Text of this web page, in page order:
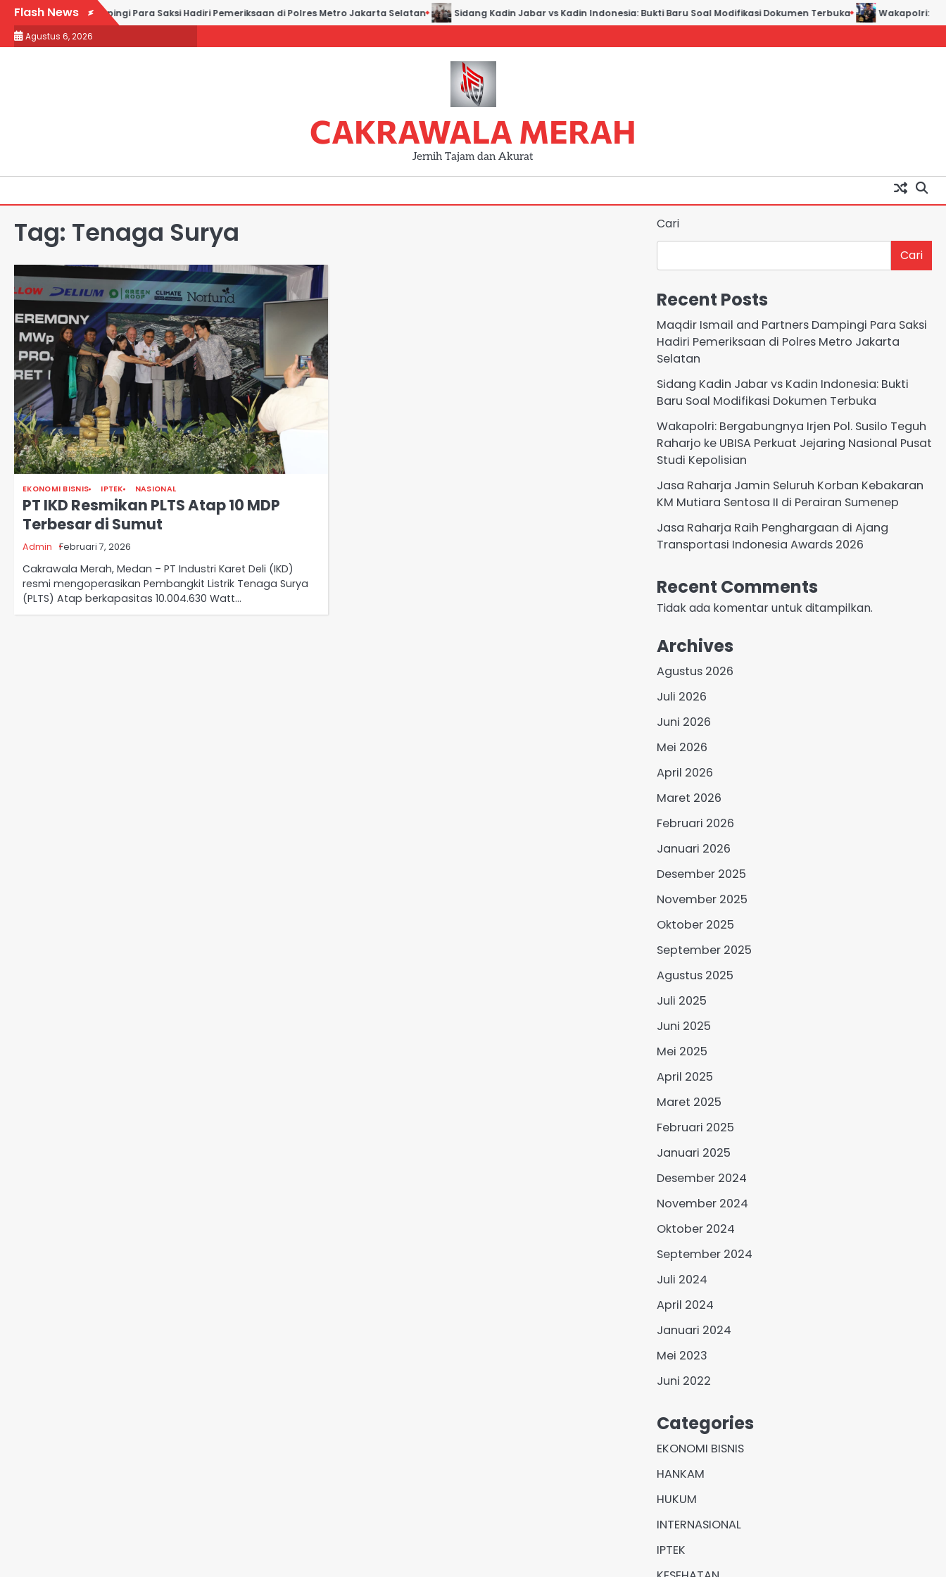
Skip
content
Flash News
and Partners Dampingi Para Saksi Hadiri Pemeriksaan di Polres Metro Jakarta Selatan Sidang Kadin Jabar vs Kadin Indonesia: Bukti Baru Soal Modifikasi Dokumen Terbuka Wakapolri:
Agustus 6, 2026
CAKRAWALA MERAH
Jernih Tajam dan Akurat
Tag: Tenaga Surya
EKONOMI BISNIS IPTEK NASIONAL
PT IKD Resmikan PLTS Atap 10 MDP
Terbesar di Sumut
Admin Februari 7, 2026
Cakrawala Merah, Medan – PT Industri Karet Deli (IKD)
resmi mengoperasikan Pembangkit Listrik Tenaga Surya
(PLTS) Atap berkapasitas 10.004.630 Watt…
Cari
Cari
Recent Posts
Maqdir Ismail and Partners Dampingi Para Saksi
Hadiri Pemeriksaan di Polres Metro Jakarta
Selatan
Sidang Kadin Jabar vs Kadin Indonesia: Bukti
Baru Soal Modifikasi Dokumen Terbuka
Wakapolri: Bergabungnya Irjen Pol. Susilo Teguh
Raharjo ke UBISA Perkuat Jejaring Nasional Pusat
Studi Kepolisian
Jasa Raharja Jamin Seluruh Korban Kebakaran
KM Mutiara Sentosa II di Perairan Sumenep
Jasa Raharja Raih Penghargaan di Ajang
Transportasi Indonesia Awards 2026
Recent Comments
Tidak ada komentar untuk ditampilkan.
Archives
Agustus 2026
Juli 2026
Juni 2026
Mei 2026
April 2026
Maret 2026
Februari 2026
Januari 2026
Desember 2025
November 2025
Oktober 2025
September 2025
Agustus 2025
Juli 2025
Juni 2025
Mei 2025
April 2025
Maret 2025
Februari 2025
Januari 2025
Desember 2024
November 2024
Oktober 2024
September 2024
Juli 2024
April 2024
Januari 2024
Mei 2023
Juni 2022
Categories
EKONOMI BISNIS
HANKAM
HUKUM
INTERNASIONAL
IPTEK